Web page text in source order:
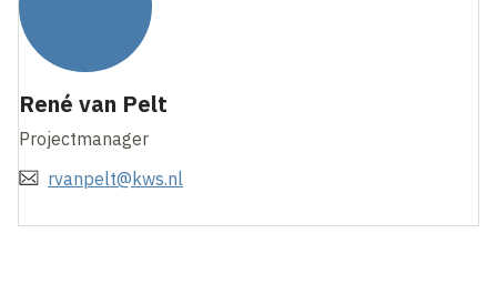
René van Pelt
Projectmanager
rvanpelt@kws.nl